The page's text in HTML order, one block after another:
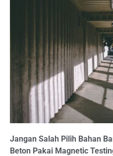
Jangan Salah Pilih Bahan
Beton Pakai Magnetic